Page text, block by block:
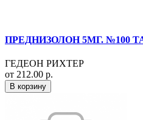
ПРЕДНИЗОЛОН 5МГ. №100
ГЕДЕОН РИХТЕР
от 212.00 р.
В корзину